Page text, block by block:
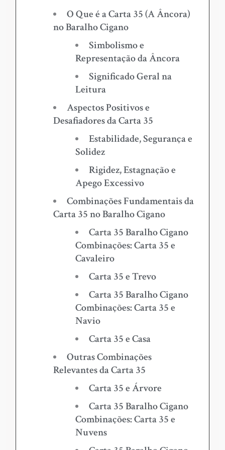
O Que é a Carta 35 (A Âncora)
no Baralho Cigano
Simbolismo e
Representação da Âncora
Significado Geral na
Leitura
Aspectos Positivos e
Desafiadores da Carta 35
Estabilidade, Segurança e
Solidez
Rigidez, Estagnação e
Apego Excessivo
Combinações Fundamentais da
Carta 35 no Baralho Cigano
Carta 35 Baralho Cigano
Combinações: Carta 35 e
Cavaleiro
Carta 35 e Trevo
Carta 35 Baralho Cigano
Combinações: Carta 35 e
Navio
Carta 35 e Casa
Outras Combinações
Relevantes da Carta 35
Carta 35 e Árvore
Carta 35 Baralho Cigano
Combinações: Carta 35 e
Nuvens